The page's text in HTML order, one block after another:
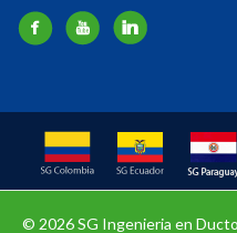
© 2026 SG Ingenieria en